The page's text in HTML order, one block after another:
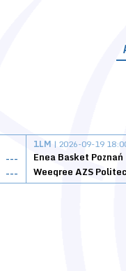
---
---
1LM | 2026-09-19
Enea Basket Poznań